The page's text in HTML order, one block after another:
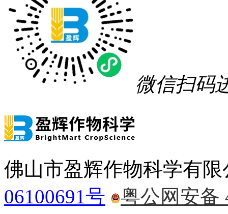
微信扫码
佛山市盈辉作物科学有
06100691号
粤公网安备